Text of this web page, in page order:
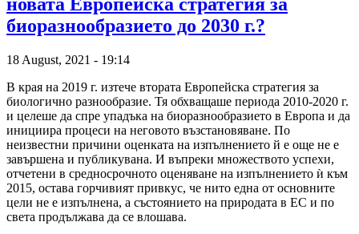
новата Европейска стратегия за
биоразнообразието до 2030 г.?
18 August, 2021 - 19:14
В края на 2019 г. изтече втората Европейска стратегия за
биологично разнообразие. Тя обхващаше периода 2010-2020 г.
и целеше да спре упадъка на биоразнообразието в Европа и да
инициира процеси на неговото възстановяване. По
неизвестни причини оценката на изпълнението й е още не е
завършена и публикувана. И въпреки множеството успехи,
отчетени в средносрочното оценяване на изпълнението ѝ към
2015, остава горчивият привкус, че нито една от основните
цели не е изпълнена, а състоянието на природата в ЕС и по
света продължава да се влошава.